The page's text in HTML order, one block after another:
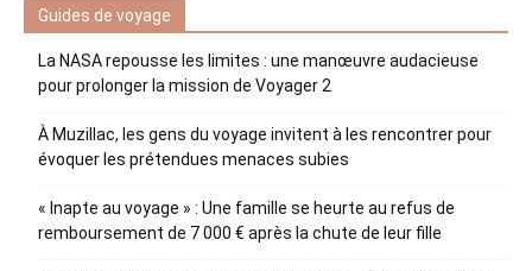
Guides de voyage
La NASA repousse les limites : une manœuvre audacieuse
pour prolonger la mission de Voyager 2
À Muzillac, les gens du voyage invitent à les rencontrer pour
évoquer les prétendues menaces subies
« Inapte au voyage » : Une famille se heurte au refus de
remboursement de 7 000 € après la chute de leur fille